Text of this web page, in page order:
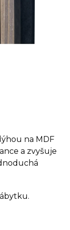
na MDF
a zvyšuje